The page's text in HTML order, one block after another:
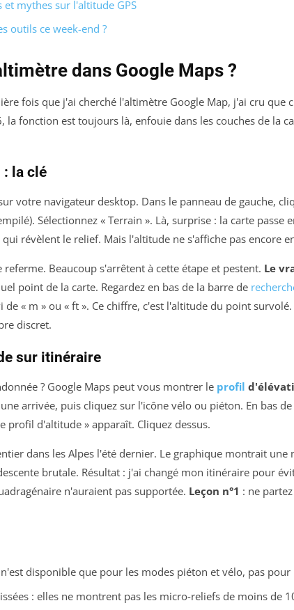
et mythes sur l'altitude GPS
outils ce week-end ?
dans Google Maps ?
fois que j'ai cherché l'altimètre Google Map, j'ai cru que
la fonction est toujours là, enfouie dans les couches de la
: la clé
votre navigateur desktop. Dans le panneau de gauche,
Sélectionnez « Terrain ». Là, surprise : la carte passe
révèlent le relief. Mais l'altitude ne s'affiche pas encore
referme. Beaucoup s'arrêtent à cette étape et pestent. Le
point de la carte. Regardez en bas de la barre de
« m » ou « ft ». Ce chiffre, c'est l'altitude du point
discret.
sur itinéraire
? Google Maps peut vous montrer le profil
arrivée, puis cliquez sur l'icône vélo ou piéton. En bas
profil d'altitude » apparaît. Cliquez dessus.
dans les Alpes l'été dernier. Le graphique montrait
brutale. Résultat : j'ai changé mon itinéraire pour
n'auraient pas supportée. Leçon n°1 : ne
disponible que pour les modes piéton et vélo, pas pour
: elles ne montrent pas les micro-reliefs de moins de